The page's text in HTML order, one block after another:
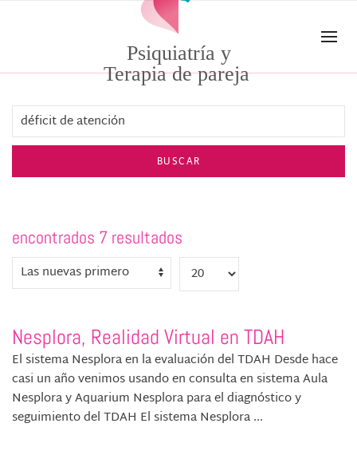
Skip to main contentPsiquiatría y
Terapia de pareja
BUSCAR
encontrados 7 resultados
Nesplora, Realidad Virtual en TDAH
El sistema Nesplora en la evaluación del TDAH Desde hace
casi un año venimos usando en consulta en sistema Aula
Nesplora y Aquarium Nesplora para el diagnóstico y
seguimiento del TDAH El sistema Nesplora ...